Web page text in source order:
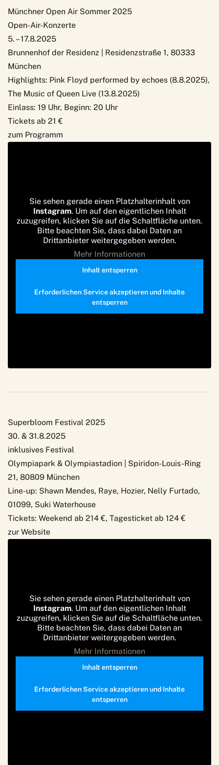
Münchner Open Air Sommer 2025
Open-Air-Konzerte
5. – 17.8.2025
Brunnenhof der Residenz | Residenzstraße 1, 80333
München
Highlights: Pink Floyd performed by echoes (8.8.2025),
The Music of Queen Live (13.8.2025)
Einlass: 19 Uhr, Beginn: 20 Uhr
Tickets ab 21 €
zum Programm
Sie sehen gerade einen Platzhalterinhalt von
Instagram. Um auf den eigentlichen Inhalt
zuzugreifen, klicken Sie auf die Schaltfläche unten.
Bitte beachten Sie, dass dabei Daten an
Drittanbieter weitergegeben werden.
Mehr Informationen
Inhalt entsperren
Erforderlichen Service akzeptieren und Inhalte
entsperren
Superbloom Festival 2025
30. & 31.8.2025
inklusives Festival
Olympiapark & Olympiastadion | Spiridon-Louis-Ring
21, 80809 München
Line-up: Shawn Mendes, Raye, Hozier, Nelly Furtado,
01099, Suki Waterhouse
Tickets: Weekend ab 214 €, Tagesticket ab 124 €
zur Website
Sie sehen gerade einen Platzhalterinhalt von
Instagram. Um auf den eigentlichen Inhalt
zuzugreifen, klicken Sie auf die Schaltfläche unten.
Bitte beachten Sie, dass dabei Daten an
Drittanbieter weitergegeben werden.
Mehr Informationen
Inhalt entsperren
Erforderlichen Service akzeptieren und Inhalte
entsperren